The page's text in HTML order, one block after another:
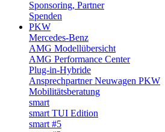
Sponsoring, Partner
Spenden
PKW
Mercedes-Benz
AMG Modellübersicht
AMG Performance Center
Plug-in-Hybride
Ansprechpartner Neuwagen PKW
Mobilitätsberatung
smart
smart TUI Edition
smart #5